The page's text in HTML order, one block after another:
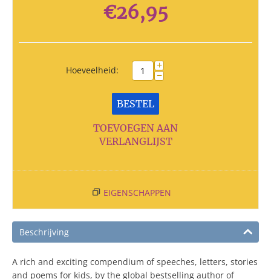
€26,95
Hoeveelheid: +
−
BESTEL
TOEVOEGEN AAN
VERLANGLIJST
EIGENSCHAPPEN
Beschrijving
A rich and exciting compendium of speeches, letters, stories
and poems for kids, by the global bestselling author of